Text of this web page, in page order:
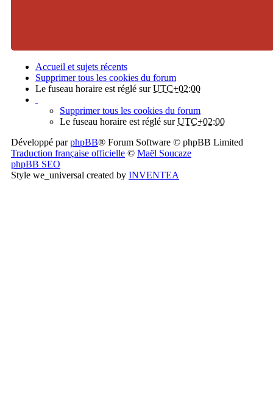
Accueil et sujets récents
Supprimer tous les cookies du forum
Le fuseau horaire est réglé surUTC+02:00
Supprimer tous les cookies du forum
Le fuseau horaire est réglé surUTC+02:00
Développé parphpBB® Forum Software © phpBB Limited
Traduction française officielle © Maël Soucaze
phpBB SEO
Style we_universal created by INVENTEA